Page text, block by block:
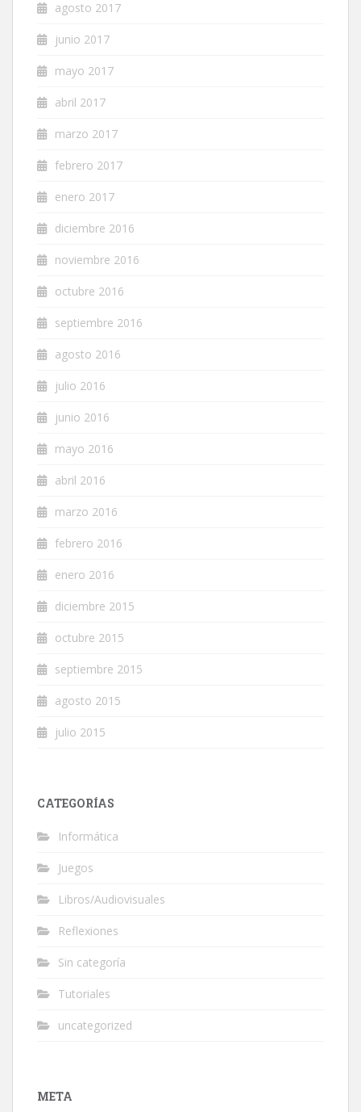
agosto 2017
junio 2017
mayo 2017
abril 2017
marzo 2017
febrero 2017
enero 2017
diciembre 2016
noviembre 2016
octubre 2016
septiembre 2016
agosto 2016
julio 2016
junio 2016
mayo 2016
abril 2016
marzo 2016
febrero 2016
enero 2016
diciembre 2015
octubre 2015
septiembre 2015
agosto 2015
julio 2015
CATEGORÍAS
Informática
Juegos
Libros/Audiovisuales
Reflexiones
Sin categoría
Tutoriales
uncategorized
META